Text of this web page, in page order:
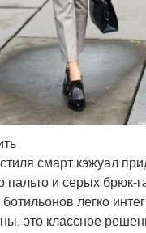
смарт кэжуал
пальто и серых
легко
это классное